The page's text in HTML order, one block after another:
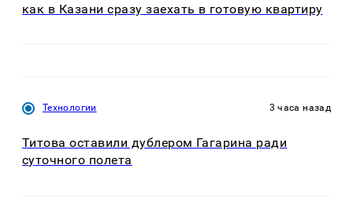
как в Казани сразу заехать в готовую квартиру
Технологии 3 часа назад
Титова оставили дублером Гагарина ради
суточного полета